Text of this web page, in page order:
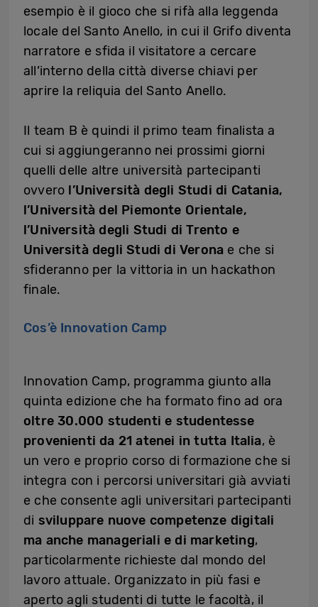
esempio è il gioco che si rifà alla leggenda
locale del Santo Anello, in cui il Grifo diventa
narratore e sfida il visitatore a cercare
all’interno della città diverse chiavi per
aprire la reliquia del Santo Anello.
Il team B è quindi il primo team finalista a
cui si aggiungeranno nei prossimi giorni
quelli delle altre università partecipanti
ovvero l’Università degli Studi di Catania,
l’Università del Piemonte Orientale,
l’Università degli Studi di Trento e
Università degli Studi di Verona e che si
sfideranno per la vittoria in un hackathon
finale.
Cos’è Innovation Camp
Innovation Camp, programma giunto alla
quinta edizione che ha formato fino ad ora
oltre 30.000 studenti e studentesse
provenienti da 21 atenei in tutta Italia, è
un vero e proprio corso di formazione che si
integra con i percorsi universitari già avviati
e che consente agli universitari partecipanti
di sviluppare nuove competenze digitali
ma anche manageriali e di marketing,
particolarmente richieste dal mondo del
lavoro attuale. Organizzato in più fasi e
aperto agli studenti di tutte le facoltà, il